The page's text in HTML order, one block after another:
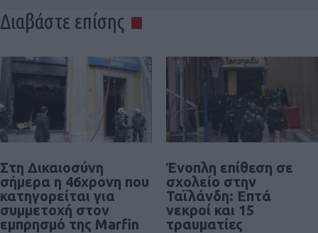
Διαβάστε επίσης
Στη Δικαιοσύνη
σήμερα η 46χρονη που
κατηγορείται για
συμμετοχή στον
εμπρησμό της Marfin
Ένοπλη επίθεση σε
σχολείο στην
Ταϊλάνδη: Επτά
νεκροί και 15
τραυματίες